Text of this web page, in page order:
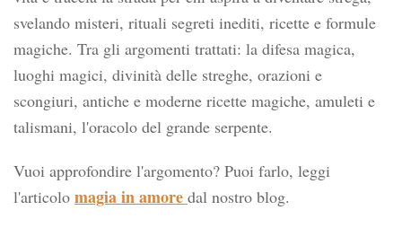
svelando misteri, rituali segreti inediti, ricette e formule
magiche. Tra gli argomenti trattati: la difesa magica,
luoghi magici, divinità delle streghe, orazioni e
scongiuri, antiche e moderne ricette magiche, amuleti e
talismani, l'oracolo del grande serpente.
Vuoi approfondire l'argomento? Puoi farlo, leggi
l'articolo magia in amore dal nostro blog.